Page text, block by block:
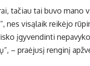
tačiau tai buvo mano
“, nes visąlaik reikėjo
įgyvendinti
– praėjusį renginį